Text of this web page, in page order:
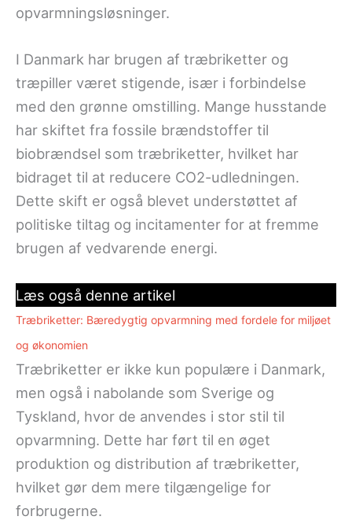
opvarmningsløsninger.
I Danmark har brugen af træbriketter og
træpiller været stigende, især i forbindelse
med den grønne omstilling. Mange husstande
har skiftet fra fossile brændstoffer til
biobrændsel som træbriketter, hvilket har
bidraget til at reducere CO2-udledningen.
Dette skift er også blevet understøttet af
politiske tiltag og incitamenter for at fremme
brugen af vedvarende energi.
Læs også denne artikel
Træbriketter: Bæredygtig opvarmning med fordele for miljøet
og økonomien
Træbriketter er ikke kun populære i Danmark,
men også i nabolande som Sverige og
Tyskland, hvor de anvendes i stor stil til
opvarmning. Dette har ført til en øget
produktion og distribution af træbriketter,
hvilket gør dem mere tilgængelige for
forbrugerne.